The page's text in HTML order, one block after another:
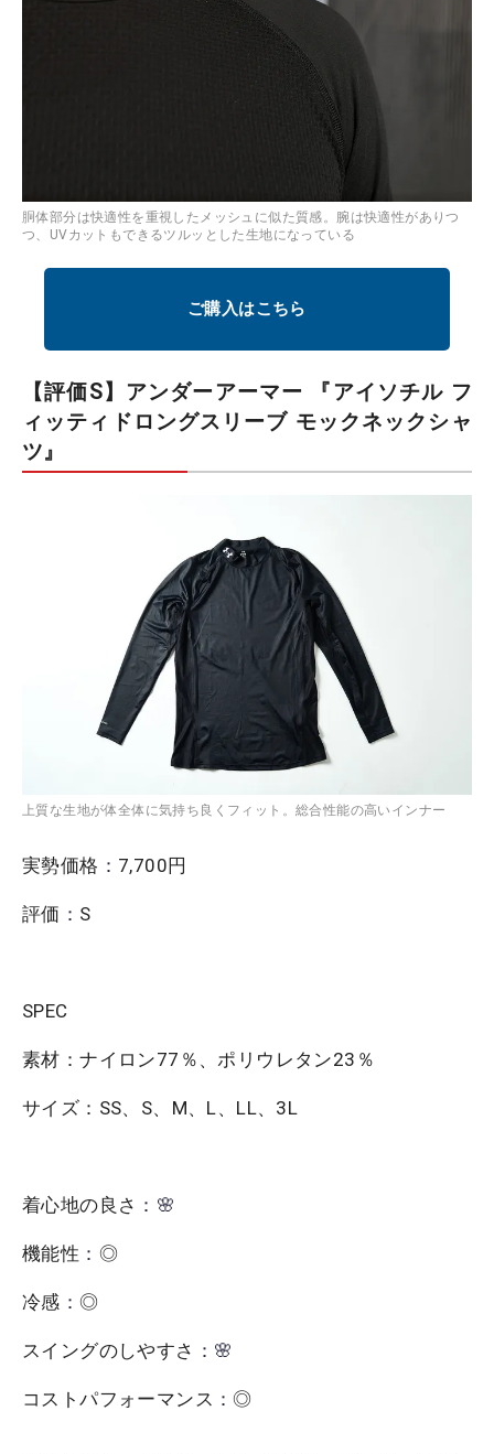
胴体部分は快適性を重視したメッシュに似た質感。腕は快適性がありつ
つ、UVカットもできるツルッとした生地になっている
ご購入はこちら
【評価S】アンダーアーマー 『アイソチル フ
ィッティドロングスリーブ モックネックシャ
ツ』
上質な生地が体全体に気持ち良くフィット。総合性能の高いインナー
実勢価格 ： 7,700円
評価 ： S
SPEC
素材：ナイロン77％、ポリウレタン23％
サイズ：SS、S、M、L、LL、3L
着心地の良さ ：🌸
機能性 ： ◎
冷感 ：◎
スイングのしやすさ ：🌸
コストパフォーマンス ：◎